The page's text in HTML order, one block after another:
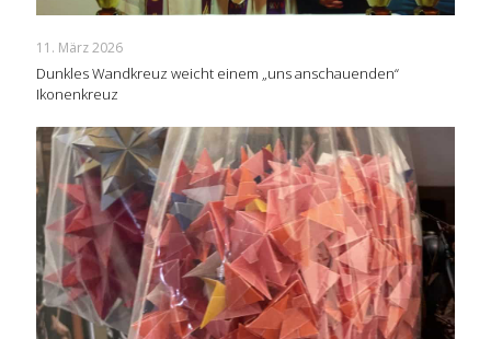
11. März 2026
Dunkles Wandkreuz weicht einem „uns anschauenden“
Ikonenkreuz